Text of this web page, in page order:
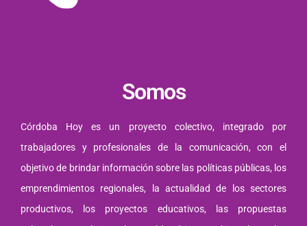
Somos
Córdoba Hoy es un proyecto colectivo, integrado por
trabajadores y profesionales de la comunicación, con el
objetivo de brindar información sobre las políticas públicas, los
emprendimientos regionales, la actualidad de los sectores
productivos, los proyectos educativos, las propuestas